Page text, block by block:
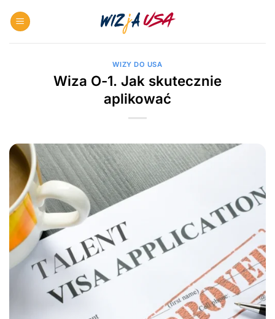
WIZY DO USA
Wiza O-1. Jak skutecznie
aplikować